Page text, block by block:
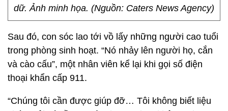
dữ. Ảnh minh họa. (Nguồn: Caters News Agency)
Sau đó, con sóc lao tới vồ lấy những người cao tuổi
trong phòng sinh hoạt. “Nó nhảy lên người họ, cắn
và cào cấu”, một nhân viên kể lại khi gọi số điện
thoại khẩn cấp 911.
“Chúng tôi cần được giúp đỡ… Tôi không biết liệu